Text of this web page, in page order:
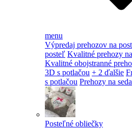
menu
Výpredaj prehozov na
posteľ Kvalitné prehozy
Kvalitné obojstranné
3D s potlačou + 2 ďalšie
s potlačou Prehozy na
Posteľné obliečky